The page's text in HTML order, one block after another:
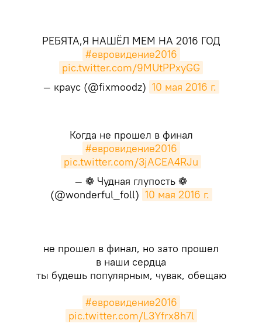
РЕБЯТА,Я НАШЁЛ МЕМ НА 2016 ГОД
#евровидение2016
pic.twitter.com/9MUtPPxyGG
— краус (@fixmoodz) 10 мая 2016 г.
Когда не прошел в финал
#евровидение2016
pic.twitter.com/3jACEA4RJu
— ❁ Чудная глупость ❁
(@wonderful_foll) 10 мая 2016 г.
не прошел в финал, но зато прошел
в наши сердца
ты будешь популярным, чувак, обещаю
#евровидение2016
pic.twitter.com/L3Yfrx8h7l